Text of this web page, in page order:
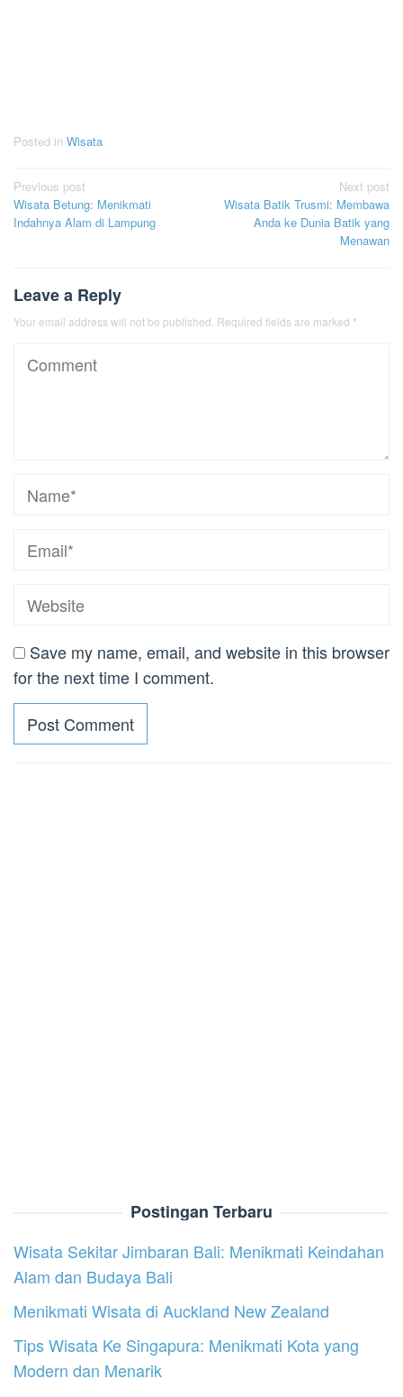
Posted in Wisata
Post
navigation
Previous post
Wisata Betung: Menikmati
Indahnya Alam di Lampung
Next post
Wisata Batik Trusmi: Membawa
Anda ke Dunia Batik yang
Menawan
Leave a Reply
Your email address will not be published. Required fields are marked *
Save my name, email, and website in this browser
for the next time I comment.
Postingan Terbaru
Wisata Sekitar Jimbaran Bali: Menikmati Keindahan
Alam dan Budaya Bali
Menikmati Wisata di Auckland New Zealand
Tips Wisata Ke Singapura: Menikmati Kota yang
Modern dan Menarik